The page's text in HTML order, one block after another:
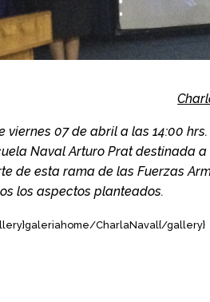
viernes 07 de abril a las 14:00
Naval Arturo Prat destinada a
de esta rama de las Fuerzas
los aspectos planteados.
CharlaNaval{/gallery}